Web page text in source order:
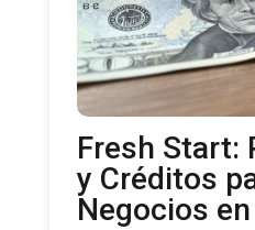
Fresh Start:
y Créditos
Negocios